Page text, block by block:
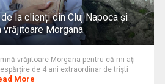
la clienți din Cluj Napoca și
vrăjitoare Morgana
vrăjitoare Morgana pentru că mi-aţi
de 4 ani extraordinar de triști
More